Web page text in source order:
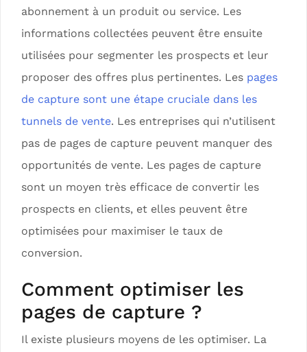
abonnement à un produit ou service. Les
informations collectées peuvent être ensuite
utilisées pour segmenter les prospects et leur
proposer des offres plus pertinentes. Les pages
de capture sont une étape cruciale dans les
tunnels de vente. Les entreprises qui n’utilisent
pas de pages de capture peuvent manquer des
opportunités de vente. Les pages de capture
sont un moyen très efficace de convertir les
prospects en clients, et elles peuvent être
optimisées pour maximiser le taux de
conversion.
Comment optimiser les
pages de capture ?
Il existe plusieurs moyens de les optimiser. La